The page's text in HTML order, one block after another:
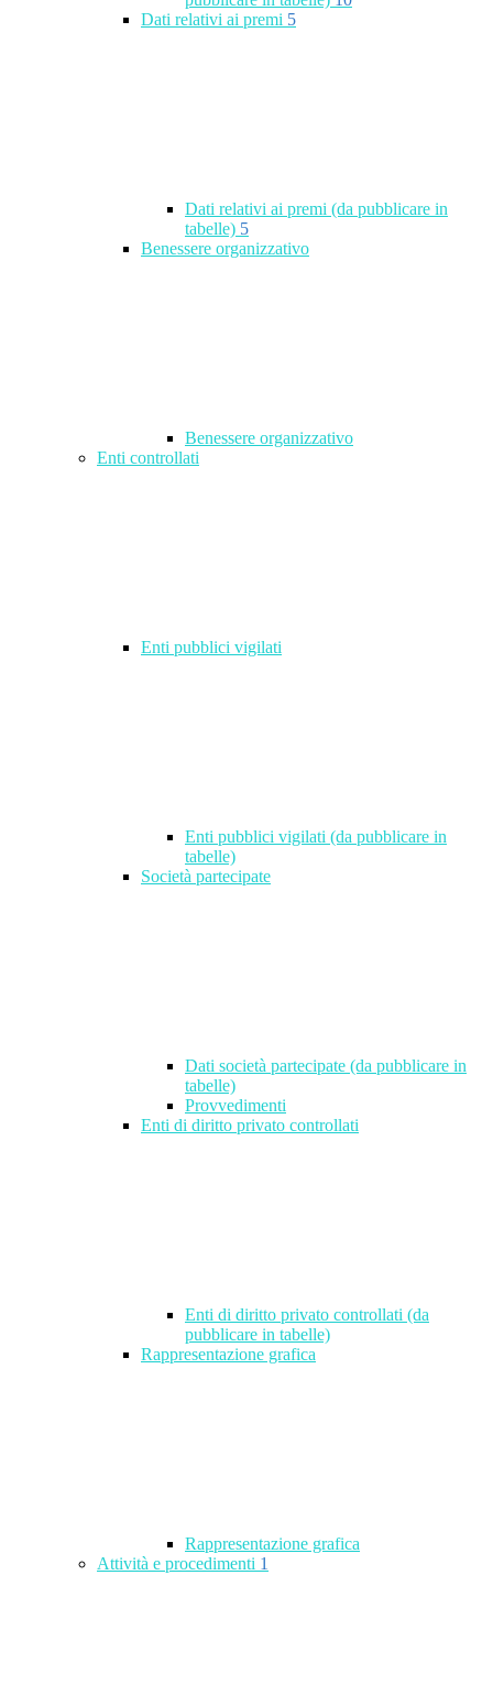
Dati relativi ai premi 5
Dati relativi ai premi (da pubblicare in
tabelle) 5
Benessere organizzativo
Benessere organizzativo
Enti controllati
Enti pubblici vigilati
Enti pubblici vigilati (da pubblicare in
tabelle)
Società partecipate
Dati società partecipate (da pubblicare in
tabelle)
Provvedimenti
Enti di diritto privato controllati
Enti di diritto privato controllati (da
pubblicare in tabelle)
Rappresentazione grafica
Rappresentazione grafica
Attività e procedimenti 1